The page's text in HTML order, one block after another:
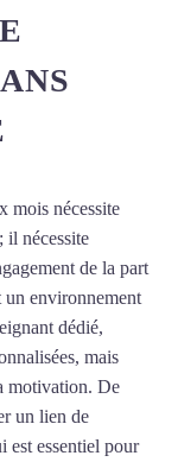
mois nécessite
il nécessite
de la part
un environnement
dédié,
mais
motivation. De
un lien de
est essentiel pour